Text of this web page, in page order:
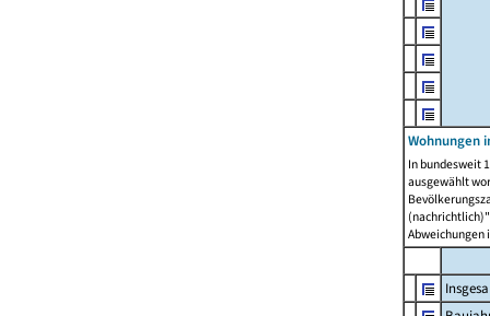
Wohnungen
In bundesweit
ausgewählt
Abweichungen